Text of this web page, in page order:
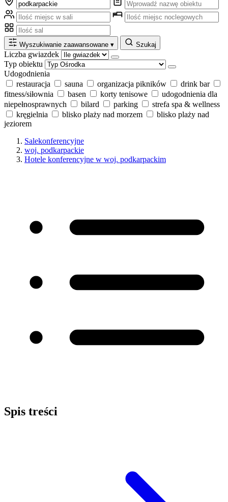
Wyszukiwanie zaawansowane ▾ Szukaj
Liczba gwiazdek
Typ obiektu
Udogodnienia
restauracja
sauna organizacja pikników
drink bar
fitness/siłownia
basen korty tenisowe
udogodnienia dla
niepełnosprawnych
bilard parking
strefa spa & wellness
kręgielnia
blisko plaży nad morzem
blisko plaży nad
jeziorem
Salekonferencyjne
woj. podkarpackie
Hotele konferencyjne w woj. podkarpackim
Spis treści